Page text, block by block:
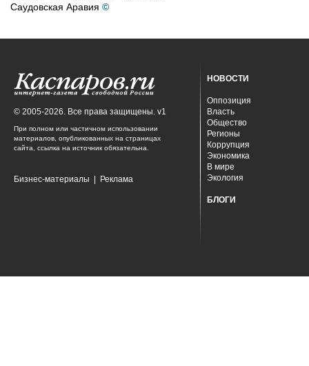
Саудовская Аравия ©
© 2005-2026. Все права защищены. v1
При полном или частичном использовании
материалов, опубликованных на страницах
сайта, ссылка на источник обязательна.
Бизнес-материалы Реклама
НОВОСТИ
Оппозиция
Власть
Общество
Регионы
Коррупция
Экономика
В мире
Экология
БЛОГИ